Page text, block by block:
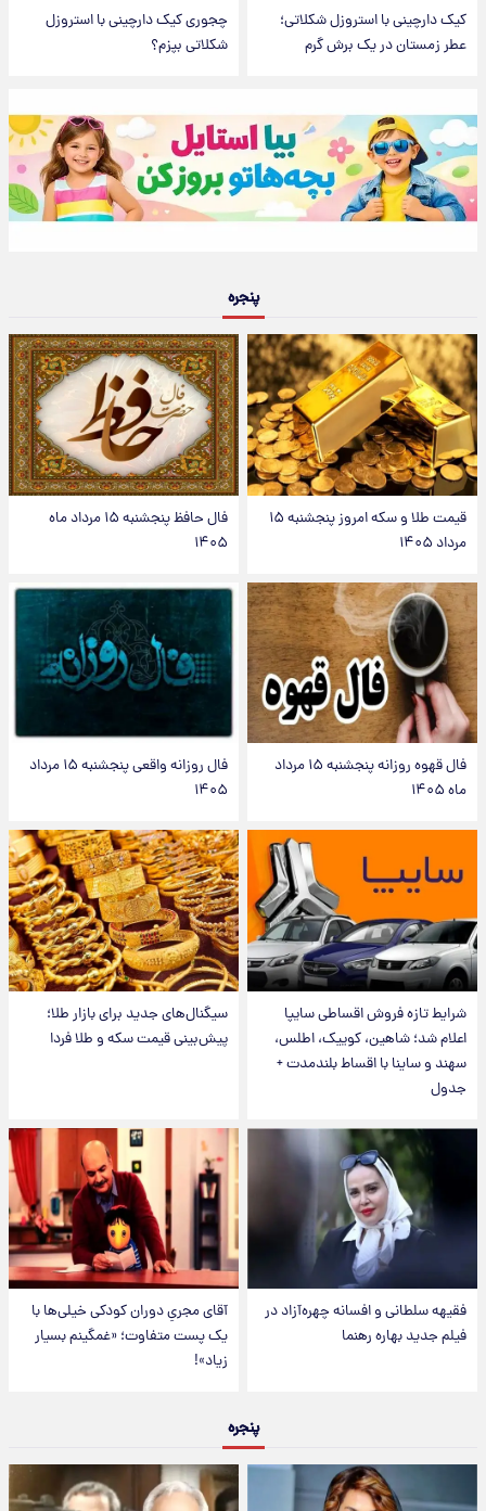
کیک دارچینی با استروزل شکلاتی؛
عطر زمستان در یک برش گرم
چجوری کیک دارچینی با استروزل
شکلاتی بپزم؟
پنجره
قیمت طلا و سکه امروز پنجشنبه ۱۵
مرداد ۱۴۰۵
فال حافظ پنجشنبه ۱۵ مرداد ماه
۱۴۰۵
فال قهوه روزانه پنجشنبه ۱۵ مرداد
ماه ۱۴۰۵
فال روزانه واقعی پنجشنبه ۱۵ مرداد
۱۴۰۵
شرایط تازه فروش اقساطی سایپا
اعلام شد؛ شاهین، کوییک، اطلس،
سهند و ساینا با اقساط بلندمدت +
جدول
سیگنال‌های جدید برای بازار طلا؛
پیش‌بینی قیمت سکه و طلا فردا
فقیهه سلطانی و افسانه چهره‌آزاد در
فیلم جدید بهاره رهنما
آقای مجریِ دوران کودکی خیلی‌ها با
یک پست متفاوت؛ «غمگینم بسیار
زیاد»!
پنجره